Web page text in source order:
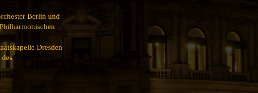
Berlin und
Dresden